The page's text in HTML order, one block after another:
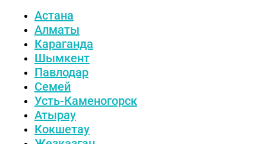
Астана
Алматы
Караганда
Шымкент
Павлодар
Семей
Усть-Каменогорск
Атырау
Кокшетау